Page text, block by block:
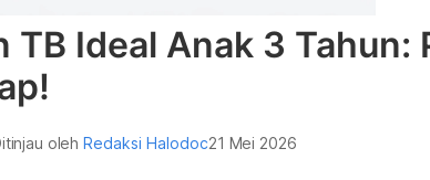
TB Ideal Anak 3 Tahun:
olehRedaksi Halodoc21 Mei 2026